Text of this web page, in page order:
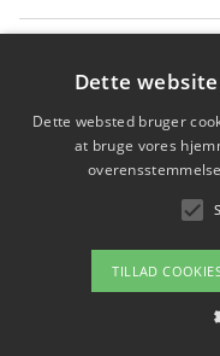
Hold et møde med
mest professionelle
Om /
Dette
Dette websted bruger
at bruge vores
TILLAD